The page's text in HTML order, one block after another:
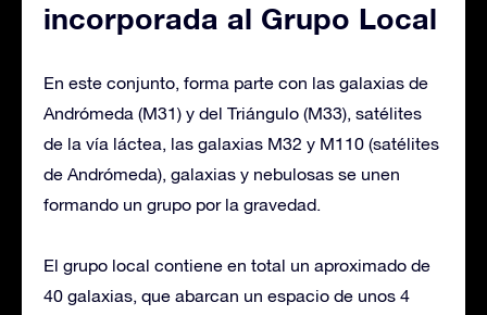
incorporada al Grupo Local
En este conjunto, forma parte con las galaxias de
Andrómeda (M31) y del Triángulo (M33), satélites
de la vía láctea, las galaxias M32 y M110 (satélites
de Andrómeda), galaxias y nebulosas se unen
formando un grupo por la gravedad.
El grupo local contiene en total un aproximado de
40 galaxias, que abarcan un espacio de unos 4